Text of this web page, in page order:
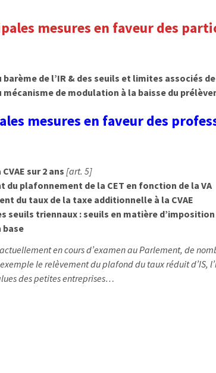
mesures en faveur des
de l’IR & des seuils et limites associés
mécanisme de modulation à la baisse du
mesures en faveur des
sur 2 ans [art. 5]
du plafonnement de la CET en fonction de la VA
du taux de la taxe additionnelle à la CVAE
seuils triennaux : seuils en matière
base
en cours d’examen au Parlement, de
le relèvement du plafond du taux réduit d’IS,
des petites entreprises…